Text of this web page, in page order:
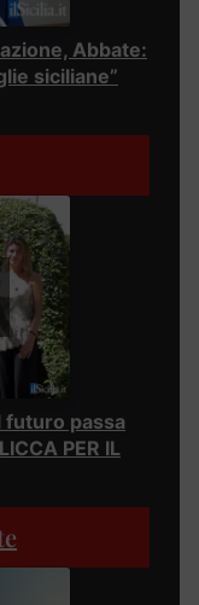
Abbate:
siciliane”
futuro passa
PER IL